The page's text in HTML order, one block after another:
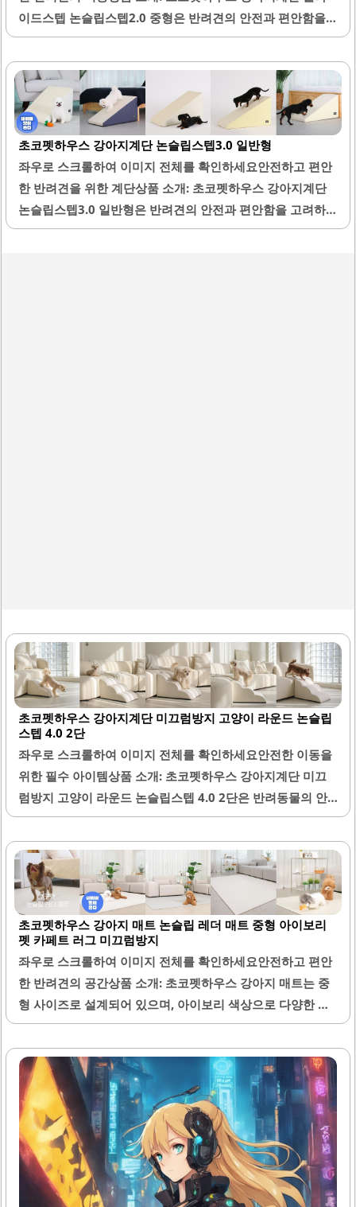
이드스텝 논슬립스텝2.0 중형은 반려견의 안전과 편안함을
고려하여 설계된 제품입니다. 이 계단은 안정적인 구조로 제
작되어 무게감이 있으며, 반려견이 오르내릴 때 미끄러짐을
방지하는 논슬립 기능이 탑재되어 있습니다. 베이지 색상으
로 깔끔한 디자인을 자랑하며, 다양한 인테리어와 잘 어울립
니다.또한, 고급스러운 스펀지를 사용하여 내구성이 뛰어나
며, 오랜 사용에도 변형이 적습니다. 반려견의 슬개골 건강을
고려한 설계로, 나이가 많은 반려견이나 부상 이력이 있는 반
려견에게도 적합합니다. 이 제품은 사용자의 편의를 위해 쉽
게 조립할 수 있으며, 가벼운 무게로 이동이 용이합니다.슬라
이드 형태로 되어 있어 반려견이 자연스럽게 오르내릴 수 있
초코펫하우스 강아지계단 논슬립스텝3.0 일반형
좌우로 스크롤하여 이미지 전체를 확인하세요안전하고 편안
한 반려견을 위한 계단상품 소개: 초코펫하우스 강아지계단
논슬립스텝3.0 일반형은 반려견의 안전과 편안함을 고려하여
설계된 제품입니다. 이 계단은 미끄럼 방지 기능이 탁월하여
초코펫하우스 강아지계단 미끄럼방지 고양이 라운드 논슬립
스텝 4.0 2단
좌우로 스크롤하여 이미지 전체를 확인하세요안전한 이동을
위한 필수 아이템상품 소개: 초코펫하우스 강아지계단 미끄
럼방지 고양이 라운드 논슬립스텝 4.0 2단은 반려동물의 안
전과 편안함을 고려하여 설계된 제품입니다. 이 계단은 미끄
럼 방지 기능이 탁월하여 반려동물이 안정적으로 오르내릴
수 있도록 도와줍니다. 계단의 표면은 특수한 논슬립 처리로
되어 있어, 반려동물이 올라갈 때나 내려갈 때 미끄러지는 현
상이 없습니다.또한, 계단의 디자인은 둥글게 라운드 처리되
어 있어 반려동물이 자연스럽게 이동할 수 있도록 도와줍니
다. 이 제품은 강아지뿐만 아니라 고양이도 사용할 수 있어 다
양한 반려동물에게 적합합니다. 높이는 적당하여 소파나 침
대와의 간격을 고려하여 설계되어 있어, 반려동물이 점프 없
이 안전하게 이동할 수 있습니다.재질이 고급스러워 내구성
계단은..
초코펫하우스 강아지 매트 논슬립 레더 매트 중형 아이보리
펫 카페트 러그 미끄럼방지
좌우로 스크롤하여 이미지 전체를 확인하세요안전하고 편안
한 반려견의 공간상품 소개: 초코펫하우스 강아지 매트는 중
형 사이즈로 설계되어 있으며, 아이보리 색상으로 다양한 인
테리어와 잘 어울립니다. 이 매트는 논슬립 기능이 뛰어나서
반려견이 뛰어놀 때 미끄러지지 않도록 도와줍니다. 매트의
표면은 레더 느낌으로 고급스러움을 더하며, 생활 방수 기능
이 있어 오염 시 쉽게 닦아낼 수 있습니다.또한, 두께가 적당
하여 집안에 깔아도 답답함이 없으며, 충격 흡수 기능이 있어
소파나 침대에서 내려올 때 부담을 줄여줍니다. 부드러운 촉
감으로 반려견이 처음 사용하더라도 거부감 없이 자연스럽게
적응할 수 있습니다. 매트는 청소가 용이하여 관리가 편리하
며, 반려견의 안전을 고려한 디자인으로 제작되었습니다.이